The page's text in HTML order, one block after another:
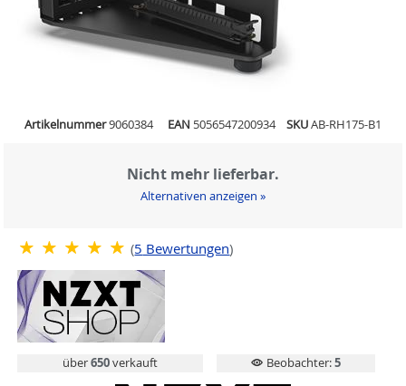
Artikelnummer9060384 EAN 5056547200934 SKUAB-RH175-B1
Nicht mehr lieferbar.
Alternativen anzeigen »
(5 Bewertungen)
über650verkauft Beobachter:5